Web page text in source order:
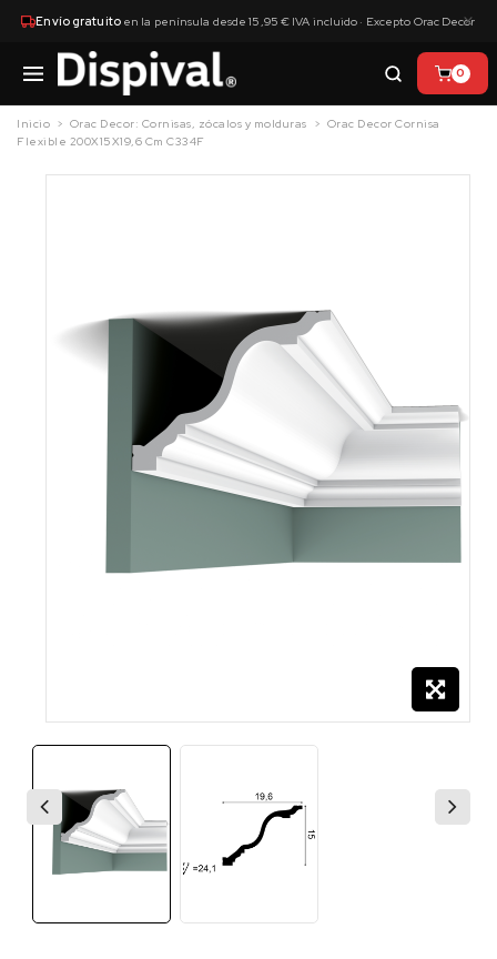
Envío gratuitoen la península desde 15,95 € IVA incluido · Excepto Orac Decor
×
0
Inicio Orac Decor: Cornisas, zócalos y molduras
Orac Decor Cornisa
Flexible 200X15X19,6 Cm C334F